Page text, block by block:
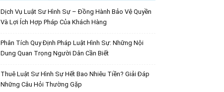
Dịch Vụ Luật Sư Hình Sự – Đồng Hành Bảo Vệ Quyền
Và Lợi Ích Hợp Pháp Của Khách Hàng
Phân Tích Quy Định Pháp Luật Hình Sự: Những Nội
Dung Quan Trọng Người Dân Cần Biết
Thuê Luật Sư Hình Sự Hết Bao Nhiêu Tiền? Giải Đáp
Những Câu Hỏi Thường Gặp